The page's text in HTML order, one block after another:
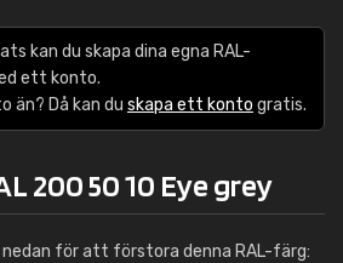
kan du skapa dina egna RAL-
ett konto.
än? Då kan du skapa ett konto gratis.
200 50 10 Eye grey
för att förstora denna RAL-färg: